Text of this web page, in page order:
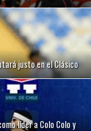
justo en el Clásico
líder a Colo Colo y